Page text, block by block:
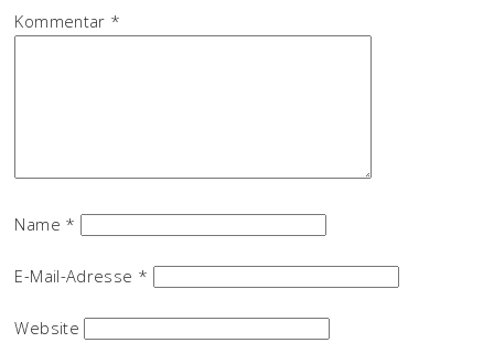
Kommentar *
Name *
E-Mail-Adresse *
Website